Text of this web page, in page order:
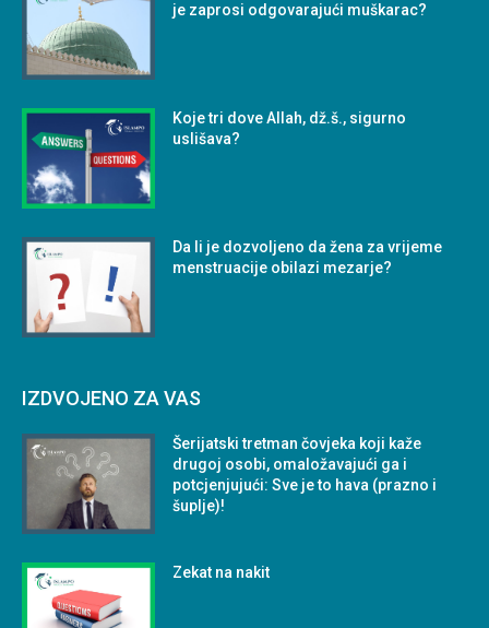
je zaprosi odgovarajući muškarac?
Koje tri dove Allah, dž.š., sigurno
uslišava?
Da li je dozvoljeno da žena za vrijeme
menstruacije obilazi mezarje?
IZDVOJENO ZA VAS
Šerijatski tretman čovjeka koji kaže
drugoj osobi, omaložavajući ga i
potcjenjujući: Sve je to hava (prazno i
šuplje)!
Zekat na nakit